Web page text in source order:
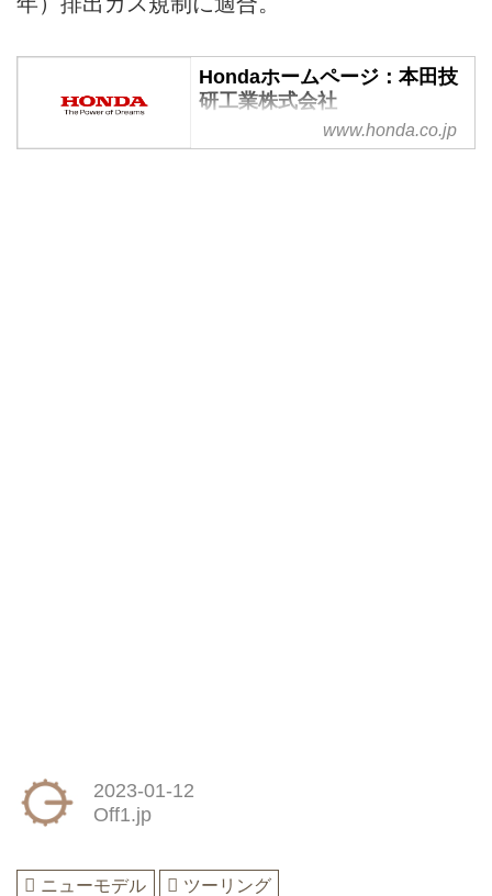
Hondaホームページ：本田技
研工業株式会社
本田技研工業株式会社の公式サイ
www.honda.co.jp
2023-01-12
Off1.jp
ニューモデル ツーリング